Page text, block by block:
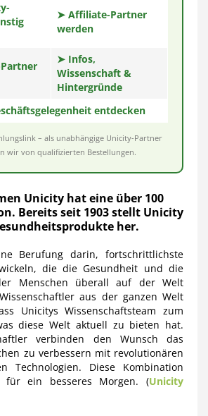
➤ Affiliate-Partner
werden
➤ Infos,
Wissenschaft &
Hintergründe
entdecken
– als unabhängige Unicity-Partner
wir von qualifizierten Bestellungen.
Unicity hat eine über 100
Bereits seit 1903 stellt Unicity
her.
Berufung darin, fortschrittlichste
die die Gesundheit und die
Menschen überall auf der Welt
aus der ganzen Welt
Unicitys Wissenschaftsteam zum
diese Welt aktuell zu bieten hat.
verbinden den Wunsch das
zu verbessern mit revolutionären
Technologien. Diese Kombination
für ein besseres Morgen. (Unicity